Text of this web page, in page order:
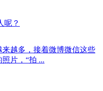
呢？
越多，接着微博微信这些
片，“拍 ...